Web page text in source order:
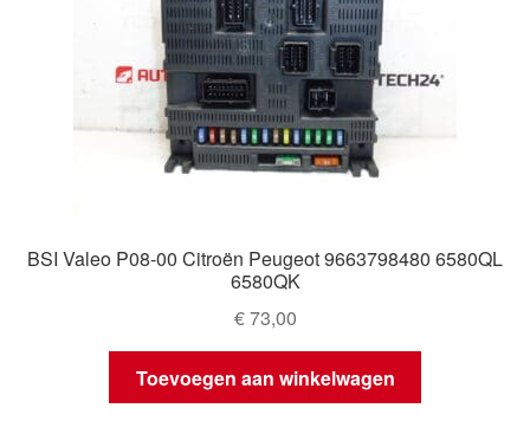
BSI Valeo P08-00 Citroën Peugeot 9663798480 6580QL
6580QK
€73,00
Toevoegen aan winkelwagen